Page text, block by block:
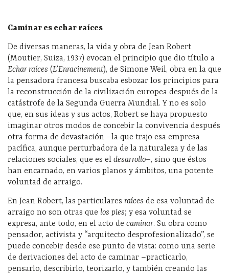
Caminar es echar raíces
De diversas maneras, la vida y obra de Jean Robert
(Moutier, Suiza, 1937) evocan el principio que dio título a
Echar raíces (L’Enracinement), de Simone Weil, obra en la que
la pensadora francesa buscaba esbozar los principios para
la reconstrucción de la civilización europea después de la
catástrofe de la Segunda Guerra Mundial. Y no es solo
que, en sus ideas y sus actos, Robert se haya propuesto
imaginar otros modos de concebir la convivencia después
otra forma de devastación –la que trajo esa empresa
pacífica, aunque perturbadora de la naturaleza y de las
relaciones sociales, que es el desarrollo–, sino que éstos
han encarnado, en varios planos y ámbitos, una potente
voluntad de arraigo.
En Jean Robert, las particulares raíces de esa voluntad de
arraigo no son otras que los pies; y esa voluntad se
expresa, ante todo, en el acto de caminar. Su obra como
pensador, activista y “arquitecto desprofesionalizado”, se
puede concebir desde ese punto de vista: como una serie
de derivaciones del acto de caminar –practicarlo,
pensarlo, describirlo, teorizarlo, y también creando las